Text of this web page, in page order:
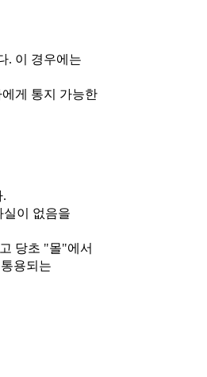
. 이 경우에는
게 통지 가능한
.
이 없음을
당초 "몰"에서
용되는